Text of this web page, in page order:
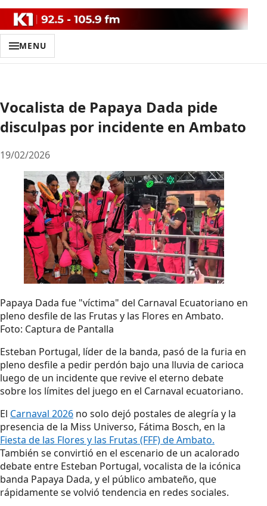
MENU
Vocalista de Papaya Dada pide
disculpas por incidente en Ambato
19/02/2026
Papaya Dada fue "víctima" del Carnaval Ecuatoriano en
pleno desfile de las Frutas y las Flores en Ambato.
Foto: Captura de Pantalla
Esteban Portugal, líder de la banda, pasó de la furia en
pleno desfile a pedir perdón bajo una lluvia de carioca
luego de un incidente que revive el eterno debate
sobre los límites del juego en el Carnaval ecuatoriano.
El Carnaval 2026 no solo dejó postales de alegría y la
presencia de la Miss Universo, Fátima Bosch, en la
Fiesta de las Flores y las Frutas (FFF) de Ambato.
También se convirtió en el escenario de un acalorado
debate entre Esteban Portugal, vocalista de la icónica
banda Papaya Dada, y el público ambateño, que
rápidamente se volvió tendencia en redes sociales.